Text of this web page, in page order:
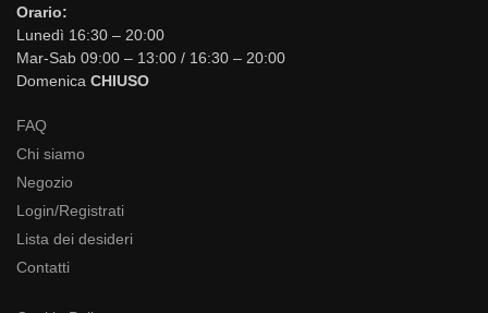
Orario:
Lunedì 16:30 – 20:00
Mar-Sab 09:00 – 13:00 / 16:30 – 20:00
Domenica CHIUSO
FAQ
Chi siamo
Negozio
Login/Registrati
Lista dei desideri
Contatti